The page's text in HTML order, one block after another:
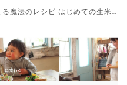
リト詩織さん『生のお米をパンに変える魔法のレシピ はじめての生米パン』